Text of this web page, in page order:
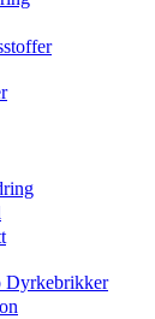
Dyrkebrikker